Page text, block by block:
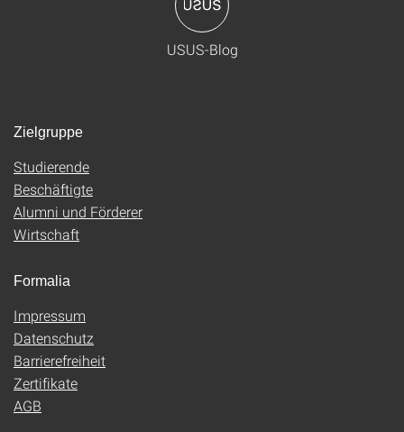
USUS-Blog
Zielgruppe
Studierende
Beschäftigte
Alumni und Förderer
Wirtschaft
Formalia
Impressum
Datenschutz
Barrierefreiheit
Zertifikate
AGB